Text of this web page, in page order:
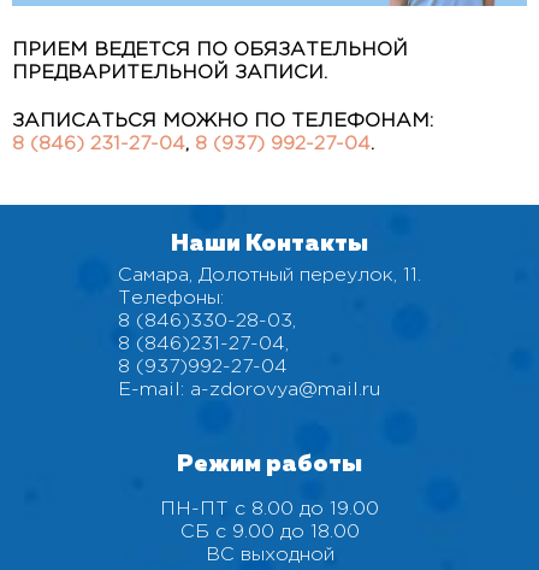
ПРИЕМ ВЕДЕТСЯ ПО ОБЯЗАТЕЛЬНОЙ
ПРЕДВАРИТЕЛЬНОЙ ЗАПИСИ.
ЗАПИСАТЬСЯ МОЖНО ПО ТЕЛЕФОНАМ:
8 (846) 231-27-04, 8 (937) 992-27-04.
Наши Контакты
Самара, Долотный переулок, 11.
Телефоны:
8 (846)330-28-03,
8 (846)231-27-04,
8 (937)992-27-04
E-mail: a-zdorovya@mail.ru
Режим работы
ПН-ПТ с 8.00 до 19.00
СБ с 9.00 до 18.00
ВС выходной